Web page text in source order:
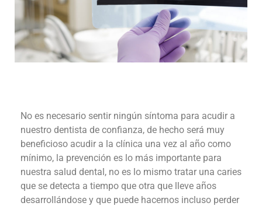
No es necesario sentir ningún síntoma para acudir a
nuestro dentista de confianza, de hecho será muy
beneficioso acudir a la clínica una vez al año como
mínimo, la prevención es lo más importante para
nuestra salud dental, no es lo mismo tratar una caries
que se detecta a tiempo que otra que lleve años
desarrollándose y que puede hacernos incluso perder